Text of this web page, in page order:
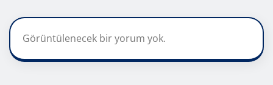
Görüntülenecek bir yorum yok.